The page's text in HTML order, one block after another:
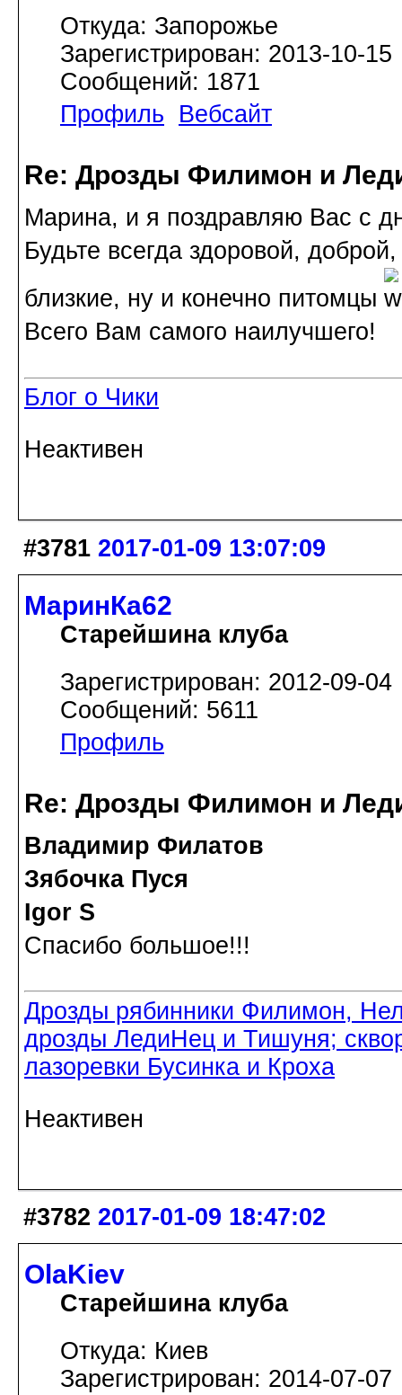
Откуда: Запорожье
Зарегистрирован: 2013-10-15
Сообщений: 1871
Профиль
Вебсайт
Re: Дрозды Филимон и
Марина, и я поздравляю Вас с
Будьте всегда здоровой,
близкие, ну и конечно питомцы
Всего Вам самого наилучшего!
Блог о Чики
Неактивен
#3781 2017-01-09 13:07:09
МаринКа62
Старейшина клуба
Зарегистрирован: 2012-09-04
Сообщений: 5611
Профиль
Re: Дрозды Филимон и
Владимир Филатов
Зябочка Пуся
Igor S
Спасибо большое!!!
Дрозды рябинники Филимон,
дрозды ЛедиНец и Тишуня;
лазоревки Бусинка и Кроха
Неактивен
#3782 2017-01-09 18:47:02
OlaKiev
Старейшина клуба
Откуда: Киев
Зарегистрирован: 2014-07-07